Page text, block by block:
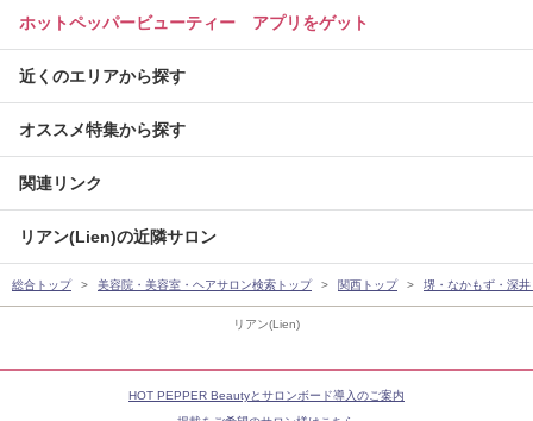
リアン(Lien)
ホットペッパービューティー アプリをゲット
近くのエリアから探す
オススメ特集から探す
関連リンク
リアン(Lien)の近隣サロン
総合トップ 美容院・美容室・ヘアサロン検索トップ 関西トップ 堺・なかもず・深
HOT PEPPER Beautyとサロンボード導入のご案内